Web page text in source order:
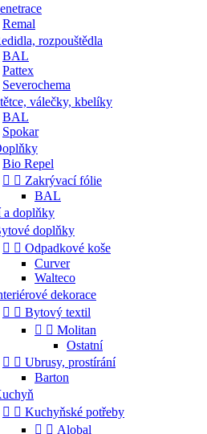
Remal
rozpouštědla
BAL
Pattex
Severochema
válečky, kbelíky
BAL
Spokar
Bio Repel
  Zakrývací fólie
BAL
a doplňky
doplňky
  Odpadkové koše
Curver
Walteco
dekorace
  Bytový textil
  Molitan
Ostatní
  Ubrusy, prostírání
Barton
  Kuchyňské potřeby
  Alobal